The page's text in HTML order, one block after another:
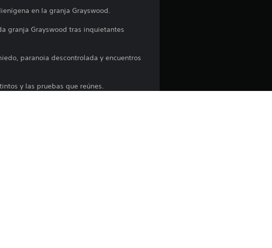
en la granja Grayswood.
granja Grayswood tras inquietantes
paranoia descontrolada y encuentros
y las pruebas que reúnes.